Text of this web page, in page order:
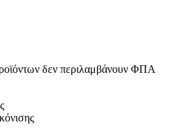
δεν περιλαμβάνουν ΦΠΑ